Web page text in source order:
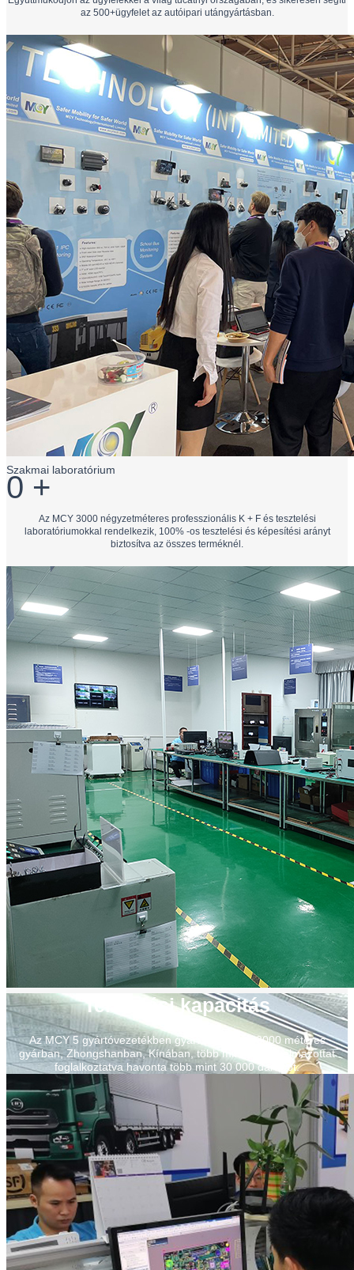
az 500+ügyfelet az autóipari utángyártásban.
Szakmai laboratórium
0 +
Az MCY 3000 négyzetméteres professzionális K + F és tesztelési
laboratóriumokkal rendelkezik, 100% -os tesztelési és képesítési arányt
biztosítva az összes terméknél.
Termelési kapacitás
Az MCY 5 gyártóvezetékben gyárt, több mint 3000 méteres
gyárban, Zhongshanban, Kínában, több mint 100 alkalmazottat
foglalkoztatva havonta több mint 30 000 darabot.